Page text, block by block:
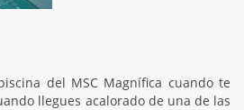
del MSC Magnífica cuando te
llegues acalorado de una de las